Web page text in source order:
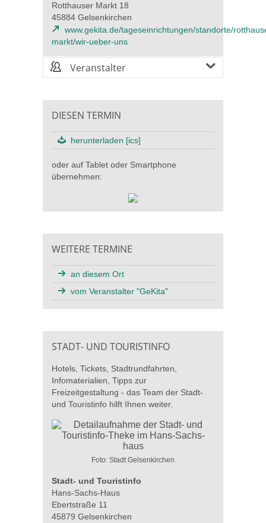
Rotthauser Markt 18
45884 Gelsenkirchen
www.gekita.de/tageseinrichtungen/standorte/
markt/wir-ueber-uns
Veranstalter
DIESEN TERMIN
herunterladen [ics]
oder auf Tablet oder Smartphone
übernehmen:
WEITERE TERMINE
an diesem Ort
vom Veranstalter "GeKita"
STADT- UND TOURISTINFO
Hotels, Tickets, Stadtrundfahrten,
Infomaterialien, Tipps zur
Freizeitgestaltung - das Team der Stadt-
und Touristinfo hilft Ihnen weiter.
Foto: Stadt Gelsenkirchen
Stadt- und Touristinfo
Hans-Sachs-Haus
Ebertstraße 11
45879 Gelsenkirchen